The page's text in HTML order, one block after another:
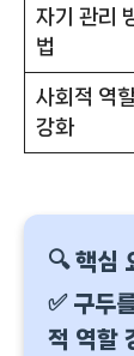
자기 관리
법
사회적 역
강화
🔍 핵심
✅ 구두
적 역할